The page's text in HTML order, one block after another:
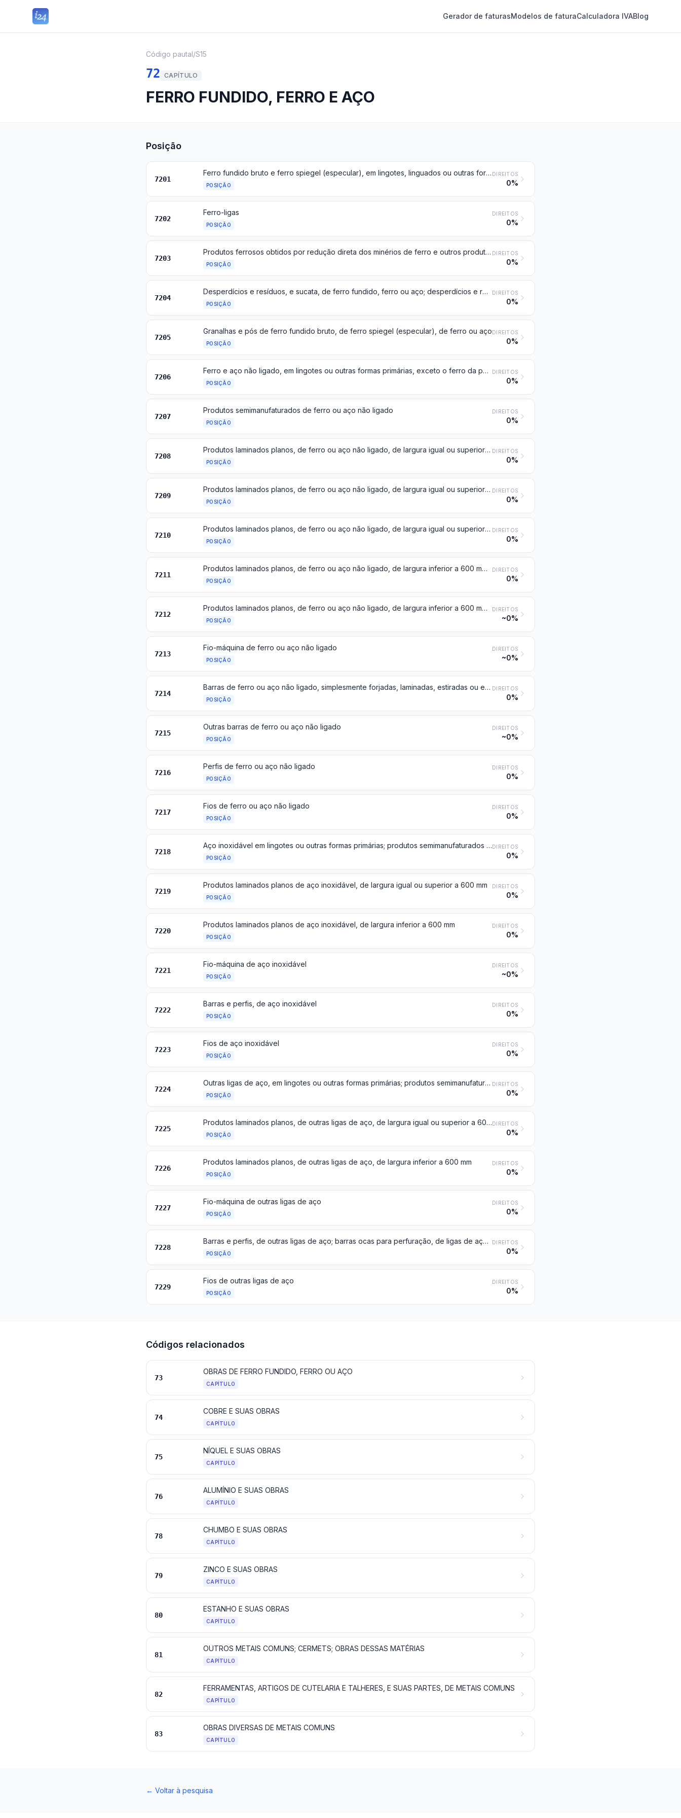
Gerador de faturasModelos de faturaCalculadora IVABlog
Código pautal/S15
72 CAPÍTULO
FERRO FUNDIDO, FERRO E AÇO
Posição
7201
Ferro fundido bruto e ferro spiegel (especular), em lingotes, linguados ou outras formas primárias
POSIÇÃO
DIREITOS
0%
7202
Ferro-ligas
POSIÇÃO
DIREITOS
0%
7203
Produtos ferrosos obtidos por redução direta dos minérios de ferro e outros produtos ferrosos esponjosos, em pedaços, esferas ou formas semelhantes; ferro de pureza mínima, em peso, de 99,94 %, em pedaços, esferas ou formas semelhantes
POSIÇÃO
DIREITOS
0%
7204
Desperdícios e resíduos, e sucata, de ferro fundido, ferro ou aço; desperdícios e resíduos, em lingotes, de ferro ou aço
POSIÇÃO
DIREITOS
0%
7205
Granalhas e pós de ferro fundido bruto, de ferro spiegel (especular), de ferro ou aço
POSIÇÃO
DIREITOS
0%
7206
Ferro e aço não ligado, em lingotes ou outras formas primárias, exceto o ferro da posição 7203
POSIÇÃO
DIREITOS
0%
7207
Produtos semimanufaturados de ferro ou aço não ligado
POSIÇÃO
DIREITOS
0%
7208
Produtos laminados planos, de ferro ou aço não ligado, de largura igual ou superior a 600 mm, laminados a quente, não folheados ou chapeados, nem revestidos
POSIÇÃO
DIREITOS
0%
7209
Produtos laminados planos, de ferro ou aço não ligado, de largura igual ou superior a 600 mm, laminados a frio, não folheados ou chapeados, nem revestidos
POSIÇÃO
DIREITOS
0%
7210
Produtos laminados planos, de ferro ou aço não ligado, de largura igual ou superior a 600 mm, folheados ou chapeados, ou revestidos
POSIÇÃO
DIREITOS
0%
7211
Produtos laminados planos, de ferro ou aço não ligado, de largura inferior a 600 mm, não folheados ou chapeados, nem revestidos
POSIÇÃO
DIREITOS
0%
7212
Produtos laminados planos, de ferro ou aço não ligado, de largura inferior a 600 mm, folheados ou chapeados, ou revestidos
POSIÇÃO
DIREITOS
~0%
7213
Fio-máquina de ferro ou aço não ligado
POSIÇÃO
DIREITOS
~0%
7214
Barras de ferro ou aço não ligado, simplesmente forjadas, laminadas, estiradas ou extrudadas, a quente, incluindo as que tenham sido submetidas a torção após laminagem
POSIÇÃO
DIREITOS
0%
7215
Outras barras de ferro ou aço não ligado
POSIÇÃO
DIREITOS
~0%
7216
Perfis de ferro ou aço não ligado
POSIÇÃO
DIREITOS
0%
7217
Fios de ferro ou aço não ligado
POSIÇÃO
DIREITOS
0%
7218
Aço inoxidável em lingotes ou outras formas primárias; produtos semimanufaturados de aço inoxidável
POSIÇÃO
DIREITOS
0%
7219
Produtos laminados planos de aço inoxidável, de largura igual ou superior a 600 mm
POSIÇÃO
DIREITOS
0%
7220
Produtos laminados planos de aço inoxidável, de largura inferior a 600 mm
POSIÇÃO
DIREITOS
0%
7221
Fio-máquina de aço inoxidável
POSIÇÃO
DIREITOS
~0%
7222
Barras e perfis, de aço inoxidável
POSIÇÃO
DIREITOS
0%
7223
Fios de aço inoxidável
POSIÇÃO
DIREITOS
0%
7224
Outras ligas de aço, em lingotes ou outras formas primárias; produtos semimanufaturados, de outras ligas de aço
POSIÇÃO
DIREITOS
0%
7225
Produtos laminados planos, de outras ligas de aço, de largura igual ou superior a 600 mm
POSIÇÃO
DIREITOS
0%
7226
Produtos laminados planos, de outras ligas de aço, de largura inferior a 600 mm
POSIÇÃO
DIREITOS
0%
7227
Fio-máquina de outras ligas de aço
POSIÇÃO
DIREITOS
0%
7228
Barras e perfis, de outras ligas de aço; barras ocas para perfuração, de ligas de aço ou de aço não ligado
POSIÇÃO
DIREITOS
0%
7229
Fios de outras ligas de aço
POSIÇÃO
DIREITOS
0%
Códigos relacionados
73
OBRAS DE FERRO FUNDIDO, FERRO OU AÇO
CAPÍTULO
74
COBRE E SUAS OBRAS
CAPÍTULO
75
NÍQUEL E SUAS OBRAS
CAPÍTULO
76
ALUMÍNIO E SUAS OBRAS
CAPÍTULO
78
CHUMBO E SUAS OBRAS
CAPÍTULO
79
ZINCO E SUAS OBRAS
CAPÍTULO
80
ESTANHO E SUAS OBRAS
CAPÍTULO
81
OUTROS METAIS COMUNS; CERMETS; OBRAS DESSAS MATÉRIAS
CAPÍTULO
82
FERRAMENTAS, ARTIGOS DE CUTELARIA E TALHERES, E SUAS PARTES, DE METAIS COMUNS
CAPÍTULO
83
OBRAS DIVERSAS DE METAIS COMUNS
CAPÍTULO
← Voltar à pesquisa